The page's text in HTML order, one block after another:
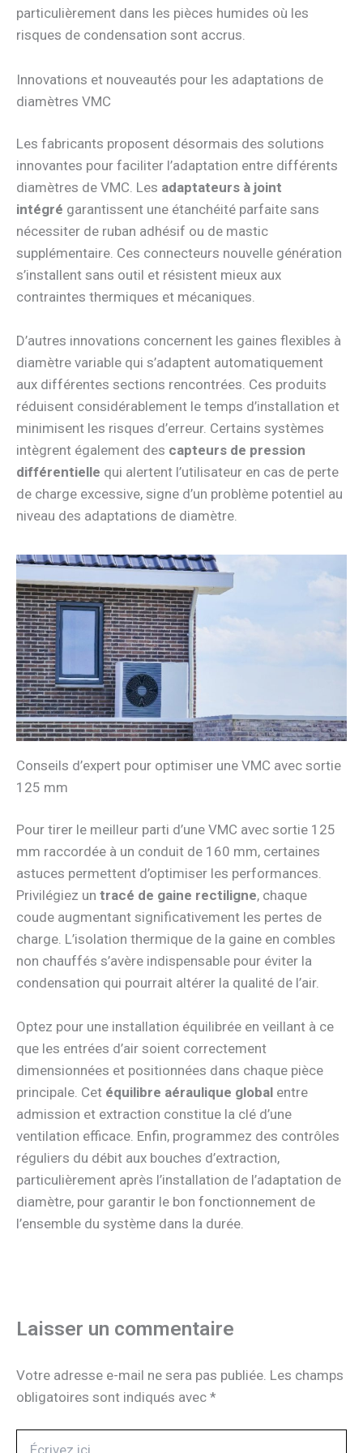
particulièrement dans les pièces humides où les
risques de condensation sont accrus.
Innovations et nouveautés pour les adaptations de
diamètres VMC
Les fabricants proposent désormais des solutions
innovantes pour faciliter l’adaptation entre différents
diamètres de VMC. Les adaptateurs à joint
intégré garantissent une étanchéité parfaite sans
nécessiter de ruban adhésif ou de mastic
supplémentaire. Ces connecteurs nouvelle génération
s’installent sans outil et résistent mieux aux
contraintes thermiques et mécaniques.
D’autres innovations concernent les gaines flexibles à
diamètre variable qui s’adaptent automatiquement
aux différentes sections rencontrées. Ces produits
réduisent considérablement le temps d’installation et
minimisent les risques d’erreur. Certains systèmes
intègrent également des capteurs de pression
différentielle qui alertent l’utilisateur en cas de perte
de charge excessive, signe d’un problème potentiel au
niveau des adaptations de diamètre.
Conseils d’expert pour optimiser une VMC avec sortie
125 mm
Pour tirer le meilleur parti d’une VMC avec sortie 125
mm raccordée à un conduit de 160 mm, certaines
astuces permettent d’optimiser les performances.
Privilégiez un tracé de gaine rectiligne, chaque
coude augmentant significativement les pertes de
charge. L’isolation thermique de la gaine en combles
non chauffés s’avère indispensable pour éviter la
condensation qui pourrait altérer la qualité de l’air.
Optez pour une installation équilibrée en veillant à ce
que les entrées d’air soient correctement
dimensionnées et positionnées dans chaque pièce
principale. Cet équilibre aéraulique global entre
admission et extraction constitue la clé d’une
ventilation efficace. Enfin, programmez des contrôles
réguliers du débit aux bouches d’extraction,
particulièrement après l’installation de l’adaptation de
diamètre, pour garantir le bon fonctionnement de
l’ensemble du système dans la durée.
Laisser un commentaire
Votre adresse e-mail ne sera pas publiée. Les champs
obligatoires sont indiqués avec *